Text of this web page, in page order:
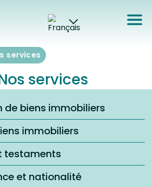
services
services
de biens immobiliers
immobiliers
testaments
et nationalité